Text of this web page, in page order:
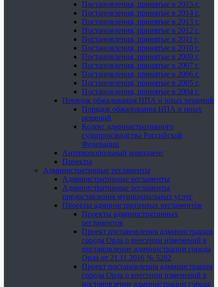
Постановления, принятые в 2015 г.
Постановления, принятые в 2014 г.
Постановления, принятые в 2013 г.
Постановления, принятые в 2012 г.
Постановления, принятые в 2011 г.
Постановления, принятые в 2010 г.
Постановления, принятые в 2009 г.
Постановления, принятые в 2007 г.
Постановления, принятые в 2006 г.
Постановления, принятые в 2005 г.
Постановления, принятые в 2004 г.
Порядок обжалования НПА и иных решений
Порядок обжалования НПА и иных
решений
Кодекс административного
судопроизводства Российской
Федерации
Антимонопольный комплаенс
Проекты
Административные регламенты
Административные регламенты
Административные регламенты
предоставления муниципальных услуг
Проекты административных регламентов
Проекты административных
регламентов
Проект постановления администрации
города Орла о внесении изменений в
постановление администрации города
Орла от 21.11.2016 № 5282
Проект постановления администрации
города Орла о внесении изменений в
постановление администрации города